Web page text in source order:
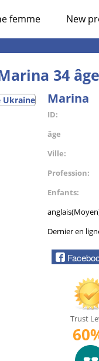
femme New
34
Marina
ID:
âge
Ville:
Profession:
Enfants:
Dernier en
Trust